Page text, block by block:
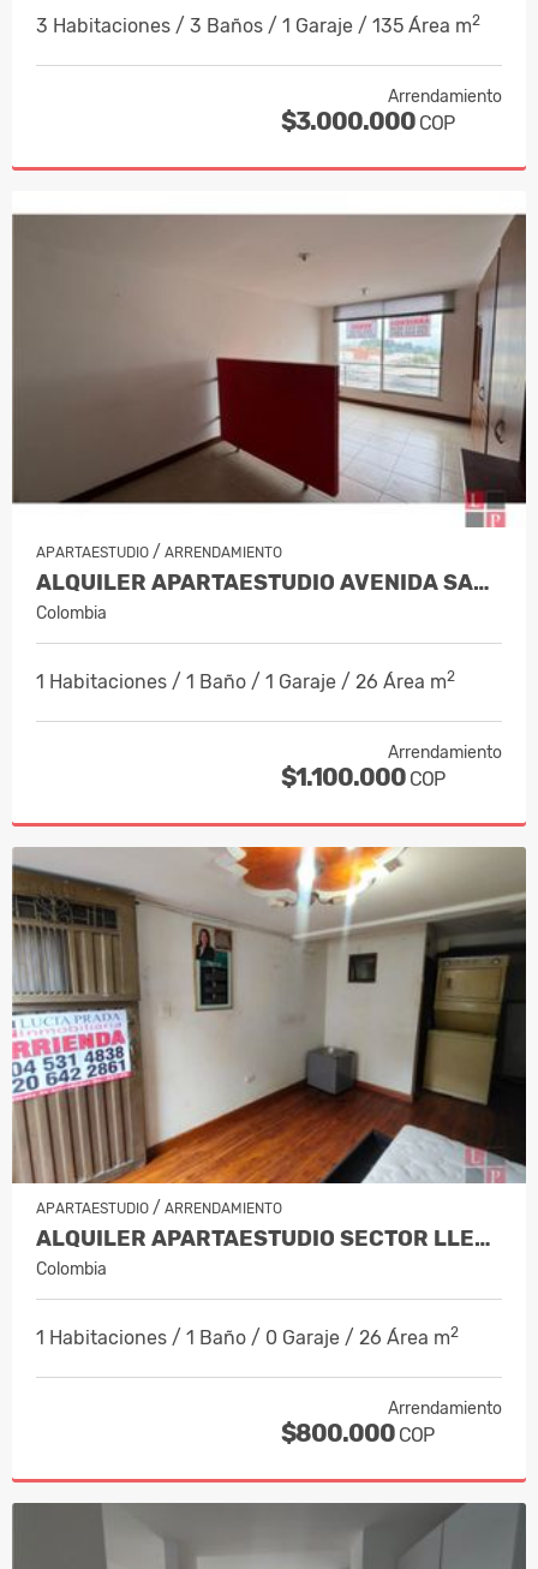
3 Habitaciones / 3 Baños / 1 Garaje / 135 Área m2
Arrendamiento
$3.000.000 COP
APARTAESTUDIO / ARRENDAMIENTO
ALQUILER APARTAESTUDIO AVENIDA SANTAN…
Colombia
1 Habitaciones / 1 Baño / 1 Garaje / 26 Área m2
Arrendamiento
$1.100.000 COP
APARTAESTUDIO / ARRENDAMIENTO
ALQUILER APARTAESTUDIO SECTOR LLERAS,…
Colombia
1 Habitaciones / 1 Baño / 0 Garaje / 26 Área m2
Arrendamiento
$800.000 COP